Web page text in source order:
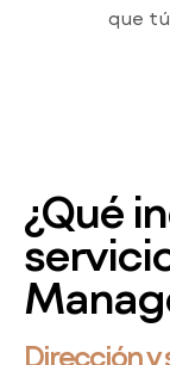
que
¿Qué
Dirección y